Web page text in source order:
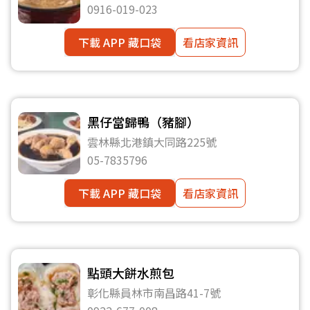
0916-019-023
下載 APP 藏口袋
看店家資訊
黑仔當歸鴨（豬腳）
雲林縣北港鎮大同路225號
05-7835796
下載 APP 藏口袋
看店家資訊
點頭大餅水煎包
彰化縣員林市南昌路41-7號